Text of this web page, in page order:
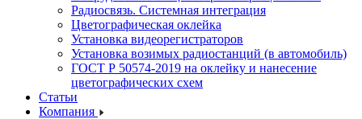
Радиосвязь. Системная интеграция
Цветографическая оклейка
Установка видеорегистраторов
Установка возимых радиостанций (в автомобиль)
ГОСТ Р 50574-2019 на оклейку и нанесение
цветографических схем
Статьи
Компания